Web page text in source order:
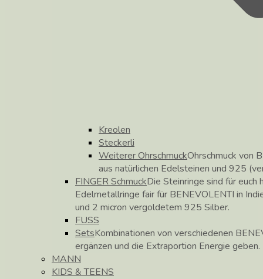
Kreolen
Steckerli
Weiterer OhrschmuckOhrschmuck von
aus natürlichen Edelsteinen und 925
FINGER SchmuckDie Steinringe sind für
Edelmetallringe fair für BENEVOLENTI in
und 2 micron vergoldetem 925 Silber.
FUSS
SetsKombinationen von verschiedenen
ergänzen und die Extraportion Energie geben.
MANN
KIDS & TEENS